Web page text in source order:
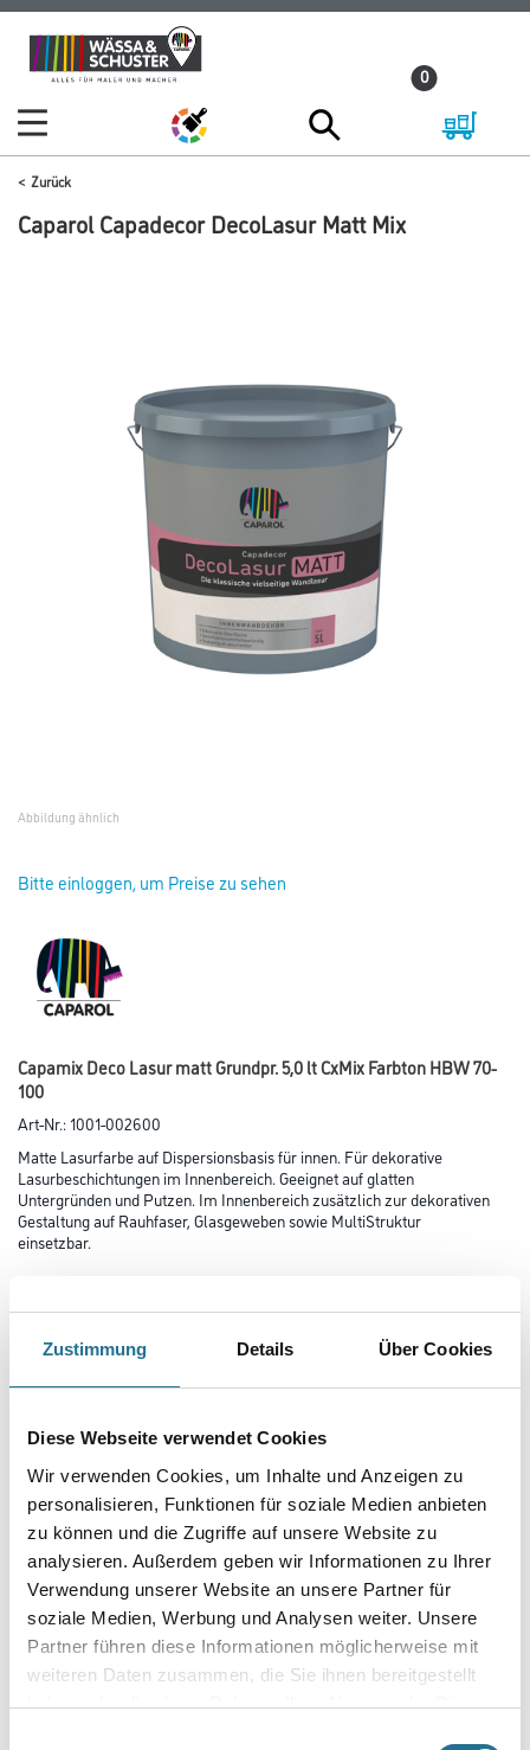
Zustimmung Details Über Cookies
Diese Webseite verwendet Cookies
Wir verwenden Cookies, um Inhalte und Anzeigen zu
personalisieren, Funktionen für soziale Medien anbieten
zu können und die Zugriffe auf unsere Website zu
analysieren. Außerdem geben wir Informationen zu Ihrer
Verwendung unserer Website an unsere Partner für
soziale Medien, Werbung und Analysen weiter. Unsere
Partner führen diese Informationen möglicherweise mit
weiteren Daten zusammen, die Sie ihnen bereitgestellt
haben oder die sie im Rahmen Ihrer Nutzung der Dienste
Zum
Inhalt
Zum
Navigationsmenü
0
Zurück
Caparol Capadecor DecoLasur Matt Mix
Abbildung ähnlich
Bitte einloggen, um Preise zu sehen
Capamix Deco Lasur matt Grundpr. 5,0 lt CxMix Farbton HBW 70-
100
Art-Nr.:1001-002600
Matte Lasurfarbe auf Dispersionsbasis für innen. Für dekorative
Lasurbeschichtungen im Innenbereich. Geeignet auf glatten
Untergründen und Putzen. Im Innenbereich zusätzlich zur dekorativen
Gestaltung auf Rauhfaser, Glasgeweben sowie MultiStruktur
einsetzbar.
Glanzgrad
Gebinde
Umrechnungsfaktoren